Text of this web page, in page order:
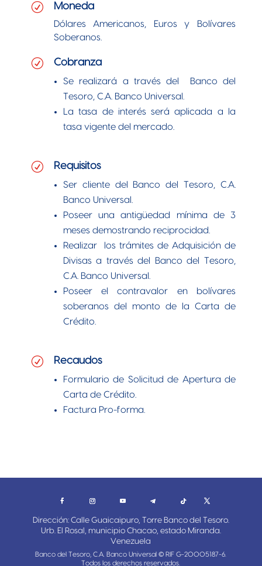
R Moneda
Dólares Americanos, Euros y Bolívares
Soberanos.
R Cobranza
Se realizará a través del Banco del
Tesoro, C.A. Banco Universal.
La tasa de interés será aplicada a la
tasa vigente del mercado.
R Requisitos
Ser cliente del Banco del Tesoro, C.A.
Banco Universal.
Poseer una antigüedad mínima de 3
meses demostrando reciprocidad.
Realizar los trámites de Adquisición de
Divisas a través del Banco del Tesoro,
C.A. Banco Universal.
Poseer el contravalor en bolívares
soberanos del monto de la Carta de
Crédito.
R Recaudos
Formulario de Solicitud de Apertura de
Carta de Crédito.
Factura Pro-forma.
Dirección: Calle Guaicaipuro, Torre Banco del Tesoro.
Urb. El Rosal, municipio Chacao, estado Miranda.
Venezuela
Banco del Tesoro, C.A. Banco Universal © RIF G-20005187-6.
Todos los derechos reservados.